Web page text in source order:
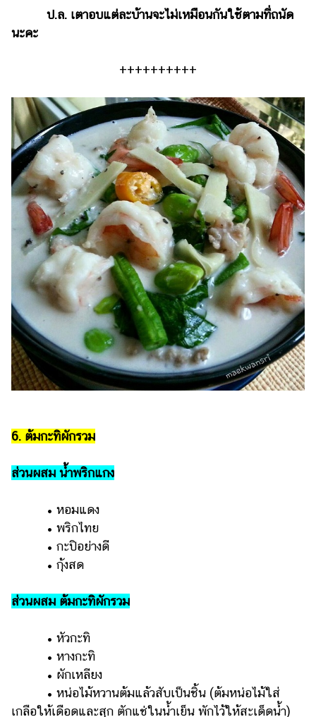
ป.ล. เตาอบแต่ละบ้านจะไม่เหมือนกันใช้ตามที่ถนัด
นะคะ
++++++++++
6. ต้มกะทิผักรวม
ส่วนผสม น้ำพริกแกง
• หอมแดง
• พริกไทย
• กะปิอย่างดี
• กุ้งสด
ส่วนผสม ต้มกะทิผักรวม
• หัวกะทิ
• หางกะทิ
• ผักเหลียง
• หน่อไม้หวานต้มแล้วสับเป็นชิ้น (ต้มหน่อไม้ใส่
เกลือให้เดือดและสุก ตักแช่ในน้ำเย็น พักไว้ให้สะเด็ดน้ำ)